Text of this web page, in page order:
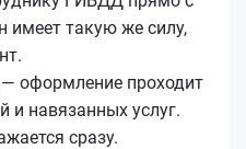
имеет такую же силу,
оформление проходит
и навязанных услуг.
сразу.